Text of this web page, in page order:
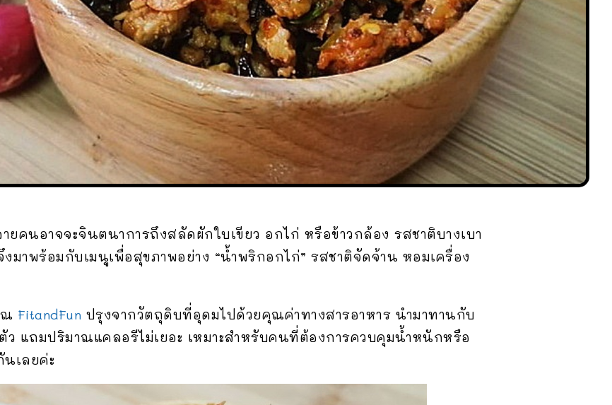
ยคนอาจจะจินตนาการถึงสลัดผักใบเขียว อกไก่ หรือข้าวกล้อง รสชาติบางเบา
งมาพร้อมกับเมนูเพื่อสุขภาพอย่าง “น้ำพริกอกไก่” รสชาติจัดจ้าน หอมเครื่อง
FitandFun ปรุงจากวัตถุดิบที่อุดมไปด้วยคุณค่าทางสารอาหาร นำมาทานกับ
แถมปริมาณแคลอรีไม่เยอะ เหมาะสำหรับคนที่ต้องการควบคุมน้ำหนักหรือ
เลยค่ะ